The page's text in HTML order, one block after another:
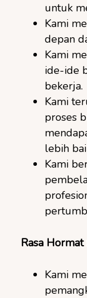
untuk
Kami
depan
Kami
ide-ide
bekerja.
Kami
proses
lebih
Kami
Rasa Hormat
Kami